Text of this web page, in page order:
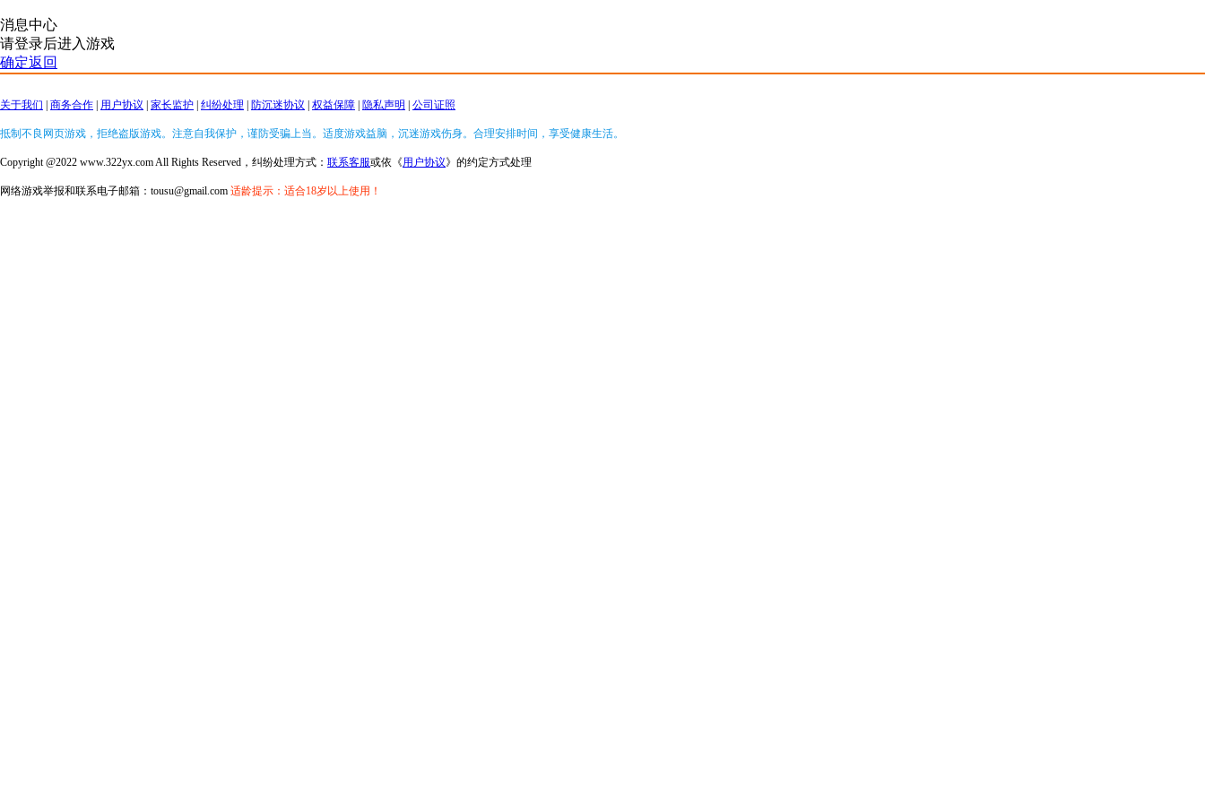
消息中心
请登录后进入游戏
确定返回
关于我们 商务合作 用户协议 家长监护 纠纷处理 防沉迷协议 权益保障 隐私声明 公司证照
抵制不良网页游戏，拒绝盗版游戏。注意自我保护，谨防受骗上当。适度游戏益脑，沉迷游戏伤身。合理安排时间，享受健康生活。
Copyright @2022 www.322yx.com All Rights Reserved，纠纷处理方式： 联系客服或依《用户协议》的约定方式处理
网络游戏举报和联系电子邮箱：tousu@gmail.com 适龄提示：适合18岁以上使用！